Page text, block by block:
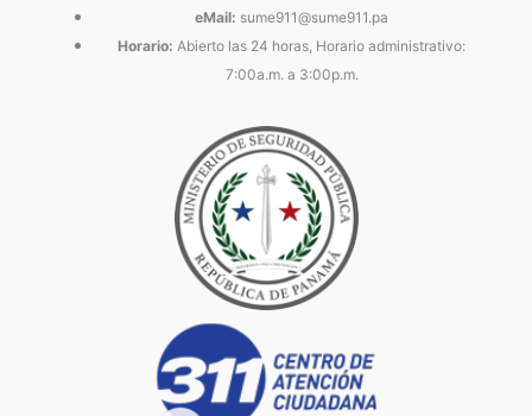
eMail: sume911@sume911.pa
Horario: Abierto las 24 horas, Horario administrativo:
7:00a.m. a 3:00p.m.